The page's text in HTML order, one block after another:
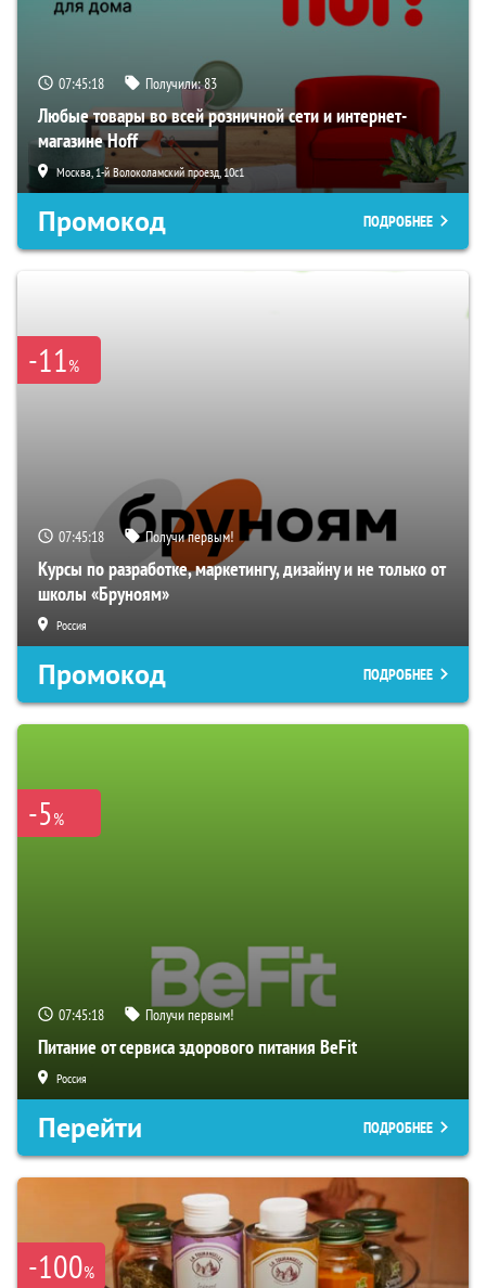
07:45:17 Получили:83
Любые товары во всей розничной сети и интернет-
магазине Hoff
Москва, 1-й Волоколамский проезд, 10с1
Промокод ПОДРОБНЕЕ
-11%
07:45:17 Получи первым!
Курсы по разработке, маркетингу, дизайну и не только от
школы «Бруноям»
Россия
Промокод ПОДРОБНЕЕ
-5%
07:45:17 Получи первым!
Питание от сервиса здорового питания BeFit
Россия
Перейти ПОДРОБНЕЕ
-100%